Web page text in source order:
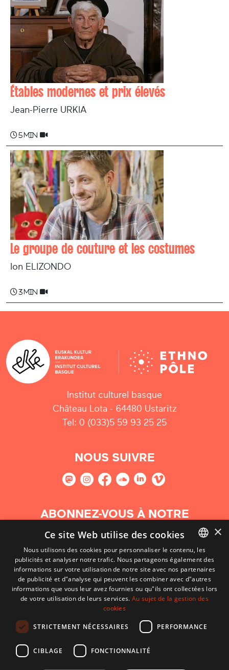
Étables modernes et prix élevés
Jean-Pierre URKIA
5 min
Le groupe de couture et les costumes
Ion ELIZONDO
3 min
Institut culturel basque
Château Lota - 64480 Ustaritz
Tel: 0 (033)5 59 93 25 25
NOUS SUIVRE
ABONNEZ-VOUS À NOTRE
NEWSLETTER
S'abonner
BASQUE
FRENCH
×
Ce site Web utilise des cookies
Nous utilisons des cookies pour personnaliser le contenu, les
publicités et analyser notre trafic. Nous partageons également des
informations sur votre utilisation de notre site avec nos partenaires
de publicité et d"analyse qui peuvent les combiner avec d"autres
informations que vous leur avez fournies ou qu"ils ont collectées lors
de votre utilisation de leurs services.Au sujet de la gestion des
cookies
STRICTEMENT NÉCESSAIRES PERFORMANCE
CIBLAGE FONCTIONNALITÉ